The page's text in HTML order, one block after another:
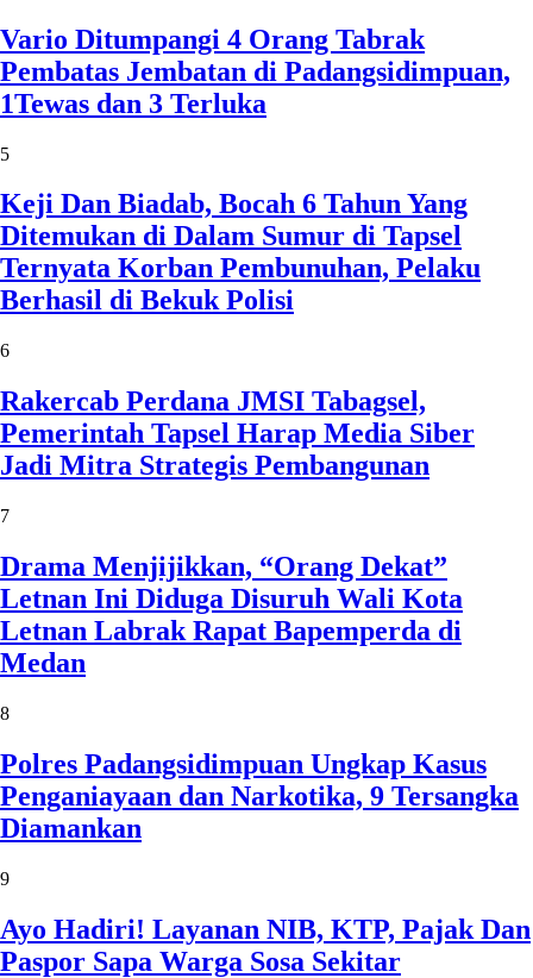
Vario Ditumpangi 4 Orang Tabrak
Pembatas Jembatan di Padangsidimpuan,
1Tewas dan 3 Terluka
5
Keji Dan Biadab, Bocah 6 Tahun Yang
Ditemukan di Dalam Sumur di Tapsel
Ternyata Korban Pembunuhan, Pelaku
Berhasil di Bekuk Polisi
6
Rakercab Perdana JMSI Tabagsel,
Pemerintah Tapsel Harap Media Siber
Jadi Mitra Strategis Pembangunan
7
Drama Menjijikkan, “Orang Dekat”
Letnan Ini Diduga Disuruh Wali Kota
Letnan Labrak Rapat Bapemperda di
Medan
8
Polres Padangsidimpuan Ungkap Kasus
Penganiayaan dan Narkotika, 9 Tersangka
Diamankan
9
Ayo Hadiri! Layanan NIB, KTP, Pajak Dan
Paspor Sapa Warga Sosa Sekitar